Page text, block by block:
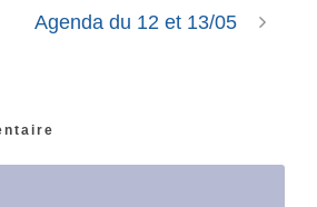
Agenda du 12 et 13/05